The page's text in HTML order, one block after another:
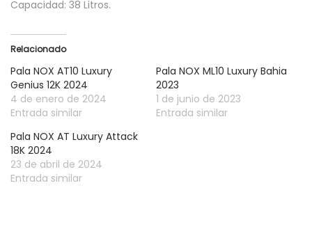
€
Capacidad: 38 Litros.
Relacionado
Pala NOX AT10 Luxury
Genius 12K 2024
4 de enero de 2024
Entrada similar
Pala NOX ML10 Luxury Bahia
2023
1 de junio de 2023
Entrada similar
Pala NOX AT Luxury Attack
18K 2024
23 de abril de 2024
Entrada similar